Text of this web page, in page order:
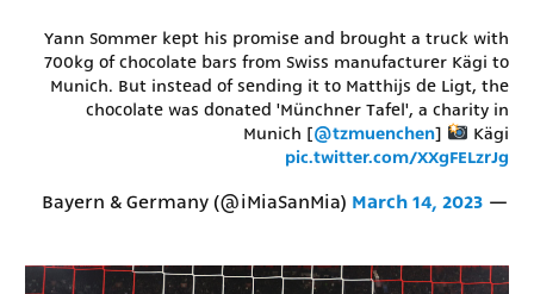
תגיות
המגזין
Yann Sommer kept his promise and brought a truck with
700kg of chocolate bars from Swiss manufacturer Kägi to
Munich. But instead of sending it to Matthijs de Ligt, the
chocolate was donated 'Münchner Tafel', a charity in
Munich [@tzmuenchen]
Kägi
pic.twitter.com/XXgFELzrJg
— Bayern & Germany (@iMiaSanMia)
March 14, 2023